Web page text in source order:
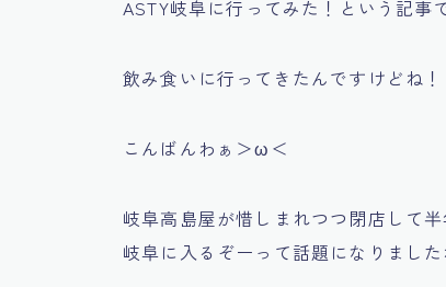
ASTY岐阜に行ってみた！という記事
飲み食いに行ってきたんですけどね！
こんばんわぁ＞ω＜
岐阜高島屋が惜しまれつつ閉店して
岐阜に入るぞーって話題になりました